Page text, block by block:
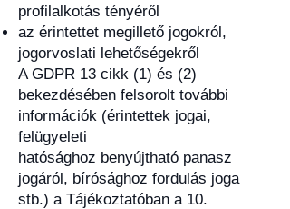
profilalkotás tényéről
az érintettet megillető jogokról,
jogorvoslati lehetőségekről
A GDPR 13 cikk (1) és (2)
bekezdésében felsorolt további
információk (érintettek jogai,
felügyeleti
hatósághoz benyújtható panasz
jogáról, bírósághoz fordulás joga
stb.) a Tájékoztatóban a 10.